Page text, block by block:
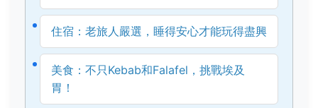
住宿：老旅人嚴選，睡得安心才能玩得盡興
美食：不只Kebab和Falafel，挑戰埃及
胃！